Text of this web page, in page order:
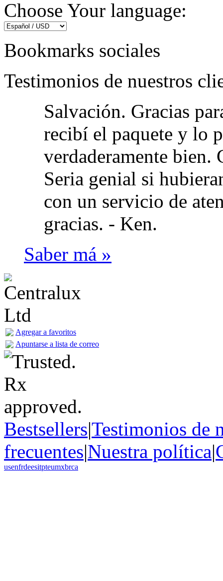
Choose Your language:
Bookmarks sociales
Testimonios de nuestros
Salvación. Gracias
recibí el paquete y lo
verdaderamente bien.
Seria genial si
con un servicio de
gracias. - Ken.
Saber má »
Agregar a favoritos
Apuntarse a lista de correo
Bestsellers|Testimonios de
frecuentes|Nuestra política|
usenfrdeesitpteumxbrca